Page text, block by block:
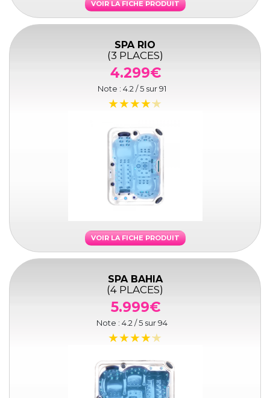
VOIR LA FICHE PRODUIT
SPA RIO
(3 PLACES)
4.299€
Note : 4.2 / 5 sur91
VOIR LA FICHE PRODUIT
SPA BAHIA
(4 PLACES)
5.999€
Note : 4.2 / 5 sur94